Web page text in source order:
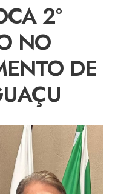
2º
NO
DE